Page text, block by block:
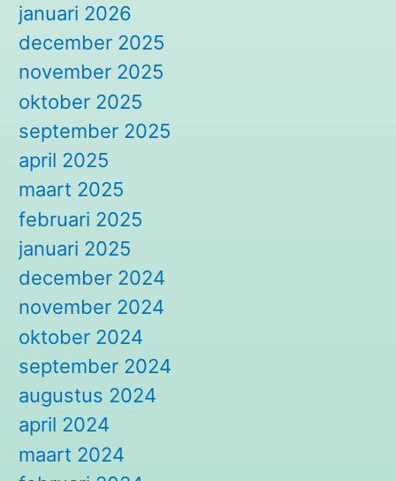
januari 2026
december 2025
november 2025
oktober 2025
september 2025
april 2025
maart 2025
februari 2025
januari 2025
december 2024
november 2024
oktober 2024
september 2024
augustus 2024
april 2024
maart 2024